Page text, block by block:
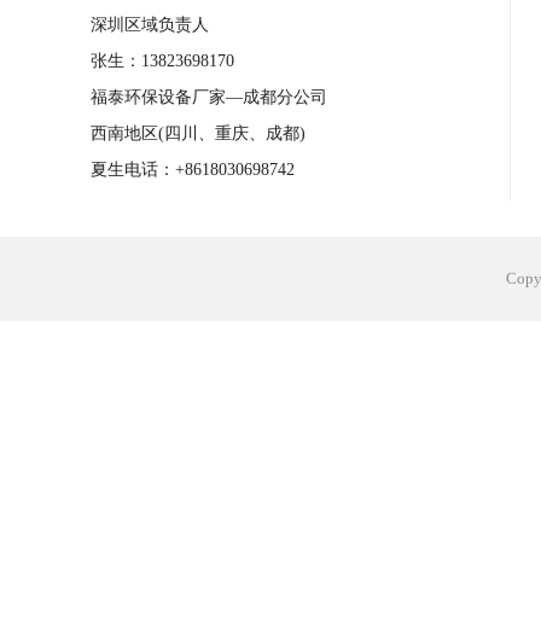
深圳区域负责人
张生：13823698170
福泰环保设备厂家—成都分公司
西南地区(四川、重庆、成都)
夏生电话：+8618030698742